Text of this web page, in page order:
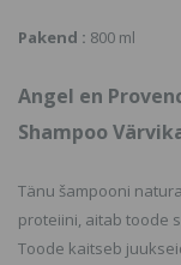
Pakend : 800 ml
Angel en
Shampoo
Tänu šampooni
proteiini, aitab toode
Toode kaitseb